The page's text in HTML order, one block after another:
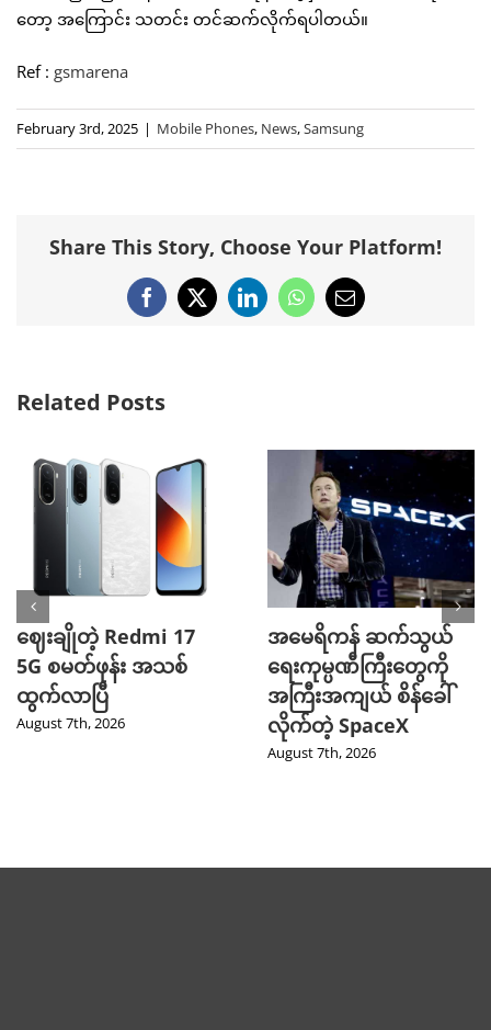
တော့ အကြောင်း သတင်း တင်ဆက်လိုက်ရပါတယ်။
Ref : gsmarena
February 3rd, 2025 | Mobile Phones, News,Samsung
Share This Story, Choose Your Platform!
Facebook
X LinkedInWhatsApp
Email
Related Posts
ဈေးချိုတဲ့ Redmi 17
5G စမတ်ဖုန်း အသစ်
ထွက်လာပြီ
August 7th, 2026
အမေရိကန် ဆက်သွယ်
ရေးကုမ္ပဏီကြီးတွေကို
အကြီးအကျယ် စိန်ခေါ်
လိုက်တဲ့ SpaceX
August 7th, 2026